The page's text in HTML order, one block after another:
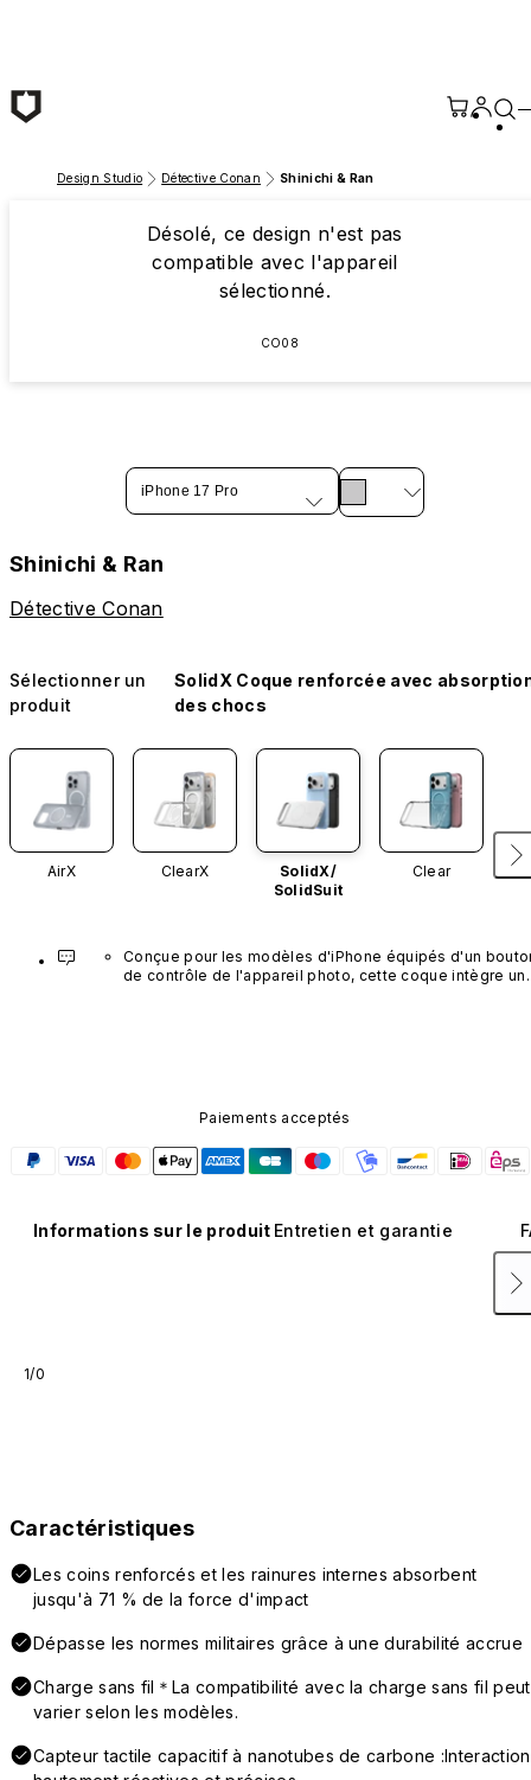
Design Studio Détective Conan Shinichi & Ran
Désolé, ce design n'est pas
compatible avec l'appareil
sélectionné.
CO08
iPhone 17 Pro
Shinichi & Ran
Détective Conan
Sélectionner un
produit
SolidX Coque renforcée avec
des chocs
AirX ClearX
SolidX/
SolidSuit
Clear
Conçue pour les modèles d'iPhone équipés d'un
de contrôle de l'appareil photo, cette coque intègre un
Paiements acceptés
Informations sur le produit Entretien et garantie
1/0
Caractéristiques
Les coins renforcés et les rainures internes absorbent
jusqu'à 71 % de la force d'impact
Dépasse les normes militaires grâce à une durabilité accrue
Charge sans fil＊La compatibilité avec la charge sans fil peut
varier selon les modèles.
Capteur tactile capacitif à nanotubes de carbone